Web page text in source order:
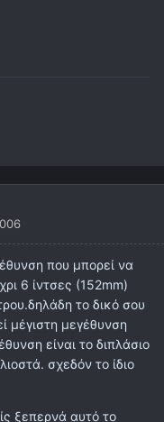
που μπορεί να
6 ίντσες (152mm)
το δικό σου
μέγιστη μεγέθυνση
είναι το διπλάσιο
σχεδόν το ίδιο
ξεπερνά αυτό το